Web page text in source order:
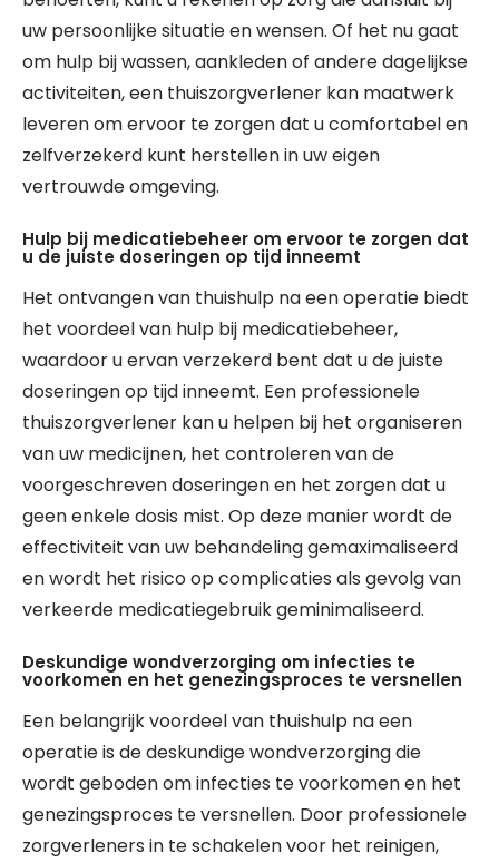
uw persoonlijke situatie en wensen. Of het nu gaat
om hulp bij wassen, aankleden of andere dagelijkse
activiteiten, een thuiszorgverlener kan maatwerk
leveren om ervoor te zorgen dat u comfortabel en
zelfverzekerd kunt herstellen in uw eigen
vertrouwde omgeving.
Hulp bij medicatiebeheer om ervoor te zorgen dat
u de juiste doseringen op tijd inneemt
Het ontvangen van thuishulp na een operatie biedt
het voordeel van hulp bij medicatiebeheer,
waardoor u ervan verzekerd bent dat u de juiste
doseringen op tijd inneemt. Een professionele
thuiszorgverlener kan u helpen bij het organiseren
van uw medicijnen, het controleren van de
voorgeschreven doseringen en het zorgen dat u
geen enkele dosis mist. Op deze manier wordt de
effectiviteit van uw behandeling gemaximaliseerd
en wordt het risico op complicaties als gevolg van
verkeerde medicatiegebruik geminimaliseerd.
Deskundige wondverzorging om infecties te
voorkomen en het genezingsproces te versnellen
Een belangrijk voordeel van thuishulp na een
operatie is de deskundige wondverzorging die
wordt geboden om infecties te voorkomen en het
genezingsproces te versnellen. Door professionele
zorgverleners in te schakelen voor het reinigen,